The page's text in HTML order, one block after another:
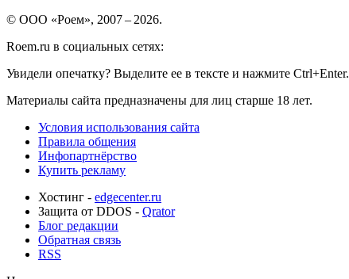
© ООО «Роем», 2007 – 2026.
Roem.ru в социальных сетях:
Увидели опечатку? Выделите ее в тексте и нажмите Ctrl+Enter.
Материалы сайта предназначены для лиц старше 18 лет.
Условия использования сайта
Правила общения
Инфопартнёрство
Купить рекламу
Хостинг - edgecenter.ru
Защита от DDOS - Qrator
Блог редакции
Обратная связь
RSS